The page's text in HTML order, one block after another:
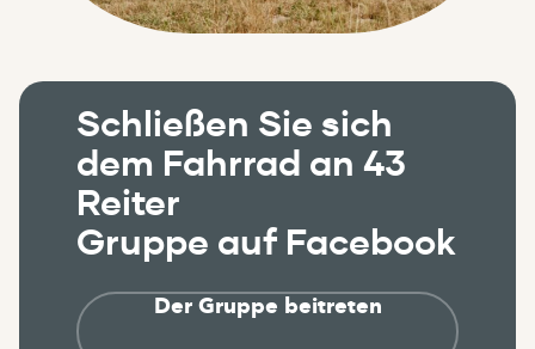
Schließen Sie sich
dem Fahrrad an 43
Reiter
Gruppe auf Facebook
Der Gruppe beitreten